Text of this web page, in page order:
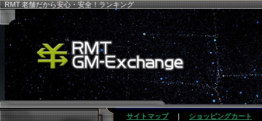
RMT 老舗だから安心・安全！ランキング
サイトマップ ショッピングカート